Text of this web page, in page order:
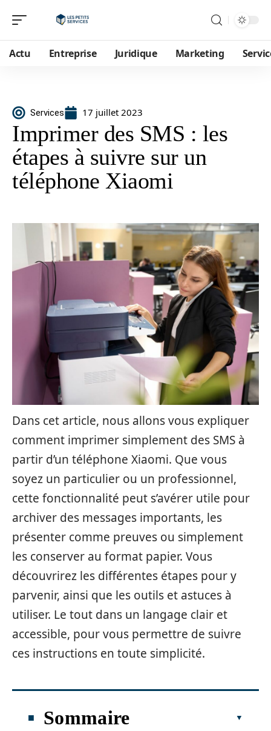
Actu Entreprise Juridique Marketing
Services 17 juillet 2023
Imprimer des SMS : les
étapes à suivre sur un
téléphone Xiaomi
Dans cet article, nous allons vous expliquer
comment imprimer simplement des SMS à
partir d’un téléphone Xiaomi. Que vous
soyez un particulier ou un professionnel,
cette fonctionnalité peut s’avérer utile pour
archiver des messages importants, les
présenter comme preuves ou simplement
les conserver au format papier. Vous
découvrirez les différentes étapes pour y
parvenir, ainsi que les outils et astuces à
utiliser. Le tout dans un langage clair et
accessible, pour vous permettre de suivre
ces instructions en toute simplicité.
Sommaire